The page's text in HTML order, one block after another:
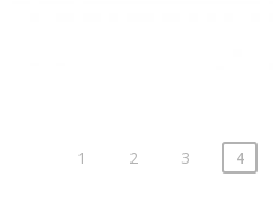
1 2 3 4